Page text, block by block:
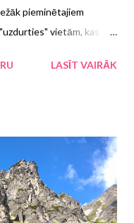
pieminētajiem
vietām, kas
kalnu maršrutus,
varam ieteikt arī
maziem bērniem.
LASĪT VAIRĀK